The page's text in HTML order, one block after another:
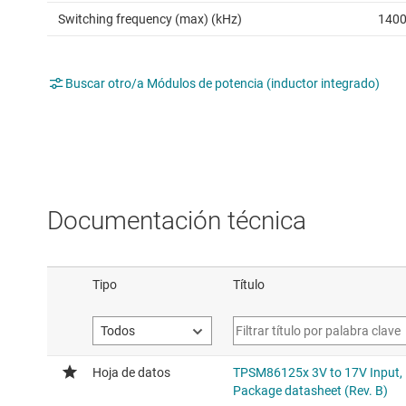
Switching frequency (max) (kHz) 1400
Buscar otro/a Módulos de potencia (inductor integrado)
Documentación técnica